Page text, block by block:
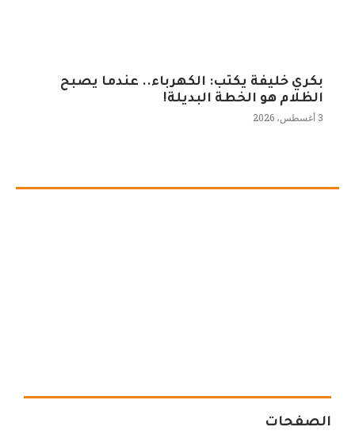
بكري خليفة يكتب: الكهرباء.. عندما يصبح
الظلام هو الخطة البديلة!
3 أغسطس، 2026
الصفحات